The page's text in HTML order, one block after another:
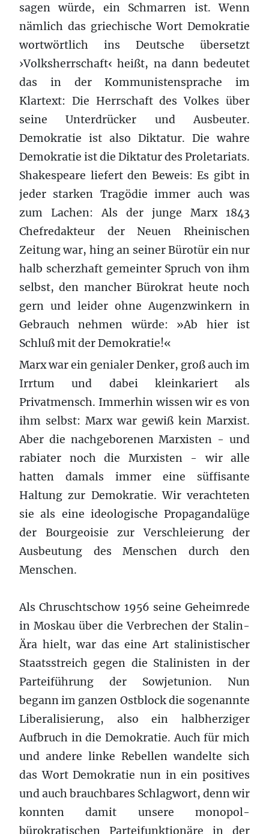
sagen würde, ein Schmarren ist. Wenn
nämlich das griechische Wort Demokratie
wortwörtlich ins Deutsche übersetzt
›Volksherrschaft‹ heißt, na dann bedeutet
das in der Kommunistensprache im
Klartext: Die Herrschaft des Volkes über
seine Unterdrücker und Ausbeuter.
Demokratie ist also Diktatur. Die wahre
Demokratie ist die Diktatur des Proletariats.
Shakespeare liefert den Beweis: Es gibt in
jeder starken Tragödie immer auch was
zum Lachen: Als der junge Marx 1843
Chefredakteur der Neuen Rheinischen
Zeitung war, hing an seiner Bürotür ein nur
halb scherzhaft gemeinter Spruch von ihm
selbst, den mancher Bürokrat heute noch
gern und leider ohne Augenzwinkern in
Gebrauch nehmen würde: »Ab hier ist
Schluß mit der Demokratie!«
Marx war ein genialer Denker, groß auch im
Irrtum und dabei kleinkariert als
Privatmensch. Immerhin wissen wir es von
ihm selbst: Marx war gewiß kein Marxist.
Aber die nachgeborenen Marxisten - und
rabiater noch die Murxisten - wir alle
hatten damals immer eine süffisante
Haltung zur Demokratie. Wir verachteten
sie als eine ideologische Propagandalüge
der Bourgeoisie zur Verschleierung der
Ausbeutung des Menschen durch den
Menschen.
Als Chruschtschow 1956 seine Geheimrede
in Moskau über die Verbrechen der Stalin-
Ära hielt, war das eine Art stalinistischer
Staatsstreich gegen die Stalinisten in der
Parteiführung der Sowjetunion. Nun
begann im ganzen Ostblock die sogenannte
Liberalisierung, also ein halbherziger
Aufbruch in die Demokratie. Auch für mich
und andere linke Rebellen wandelte sich
das Wort Demokratie nun in ein positives
und auch brauchbares Schlagwort, denn wir
konnten damit unsere monopol-
bürokratischen Parteifunktionäre in der